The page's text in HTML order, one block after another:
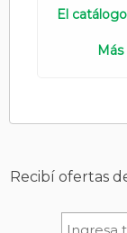
El
Recibí ofertas